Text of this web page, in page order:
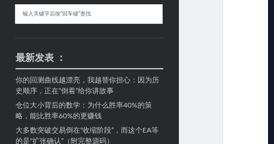
最新发表 ：
你的回测曲线越漂亮，我越替你担心：因为历
史顺序，正在“倒着”给你讲故事
仓位大小背后的数学：为什么胜率40%的策
略，能比胜率60%的更赚钱
大多数突破交易倒在“收缩阶段”，而这个EA等
的是“扩张确认”（附完整源码）